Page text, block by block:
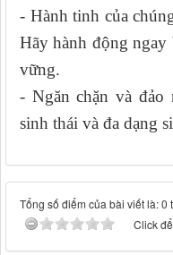
- Hành tinh của
Hãy hành động
vững.
- Ngăn chặn và đảo
sinh thái và đa dạng
Tổng số điểm của bài viết là: 0
Click